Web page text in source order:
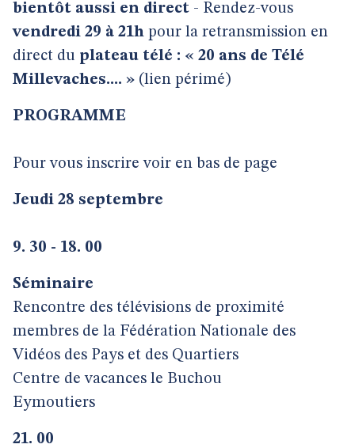
bientôt aussi en direct - Rendez-vous
vendredi 29 à 21h pour la retransmission en
direct du plateau télé : « 20 ans de Télé
Millevaches.... » (lien périmé)
PROGRAMME
Pour vous inscrire voir en bas de page
Jeudi 28 septembre
9. 30 - 18. 00
Séminaire
Rencontre des télévisions de proximité
membres de la Fédération Nationale des
Vidéos des Pays et des Quartiers
Centre de vacances le Buchou
Eymoutiers
21. 00